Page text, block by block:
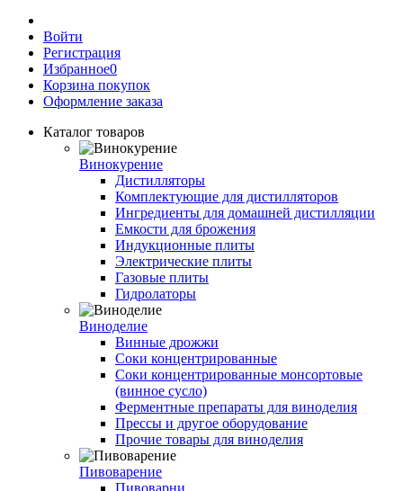
Войти
Регистрация
Избранное0
Корзина покупок
Оформление заказа
Каталог товаров
Винокурение
Дистилляторы
Комплектующие для дистилляторов
Ингредиенты для домашней дистилляции
Емкости для брожения
Индукционные плиты
Электрические плиты
Газовые плиты
Гидролаторы
Виноделие
Винные дрожжи
Соки концентрированные
Соки концентрированные монсортовые
(винное сусло)
Ферментные препараты для виноделия
Прессы и другое оборудование
Прочие товары для виноделия
Пивоварение
Пивоварни